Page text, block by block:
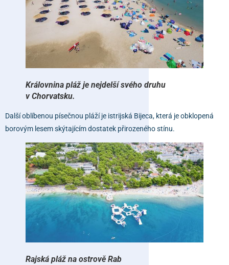
Královnina pláž je nejdelší svého druhu
v Chorvatsku.
Další oblíbenou písečnou pláží je istrijská Bijeca, která je obklopená
borovým lesem skýtajícím dostatek přirozeného stínu.
Rajská pláž na ostrově Rab